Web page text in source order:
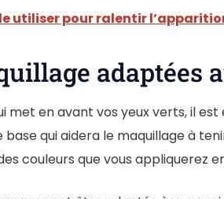
utiliser pour ralentir
adaptées
met en avant vos yeux verts, il
qui aidera le maquillage à
couleurs que vous appliquerez